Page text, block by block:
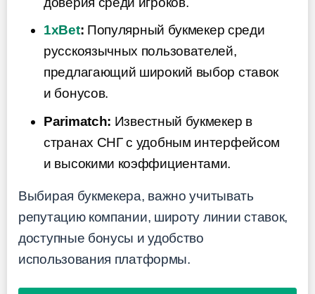
1xBet: Популярный букмекер среди
русскоязычных пользователей,
предлагающий широкий выбор ставок
и бонусов.
Parimatch: Известный букмекер в
странах СНГ с удобным интерфейсом
и высокими коэффициентами.
Выбирая букмекера, важно учитывать
репутацию компании, широту линии ставок,
доступные бонусы и удобство
использования платформы.